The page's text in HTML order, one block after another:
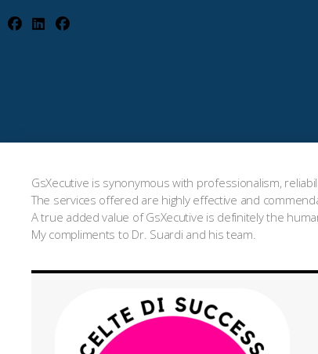
GsXecutive is synonymous with professionalism,
The services offered are highly effective and
A true added value of GsXecutive is definitely the
My compliments to Dr. Suardi and his team.